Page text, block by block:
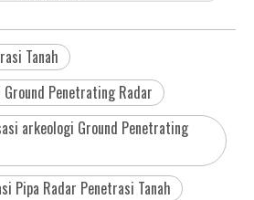
Tanah
Penetrating Radar
arkeologi Ground Penetrating
Pipa Radar Penetrasi Tanah